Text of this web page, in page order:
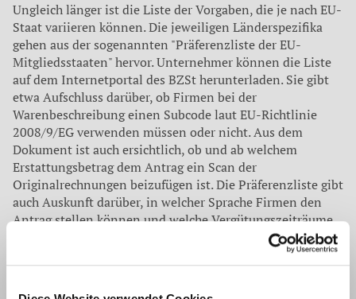
Ungleich länger ist die Liste der Vorgaben, die je nach EU-
Staat variieren können. Die jeweiligen Länderspezifika
gehen aus der sogenannten "Präferenzliste der EU-
Mitgliedsstaaten" hervor. Unternehmer können die Liste
auf dem Internetportal des BZSt herunterladen. Sie gibt
etwa Aufschluss darüber, ob Firmen bei der
Warenbeschreibung einen Subcode laut EU-Richtlinie
2008/9/EG verwenden müssen oder nicht. Aus dem
Dokument ist auch ersichtlich, ob und ab welchem
Erstattungsbetrag dem Antrag ein Scan der
Originalrechnungen beizufügen ist. Die Präferenzliste gibt
auch Auskunft darüber, in welcher Sprache Firmen den
Antrag stellen können und welche Vergütungszeiträume
das jeweilige Land akzeptiert. Unternehmen sollten vor
jedem Vorsteuer-Vergütungsantrag prüfen, ob eine neue
Vorgaben der Mitgliedsstaaten können sich aufgrund